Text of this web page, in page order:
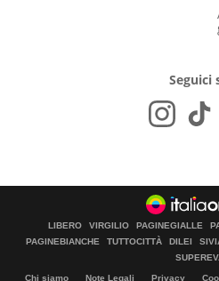
Seguici
LIBERO VIRGILIO PAGINEGIALLE
PAGINEBIANCHE
TUTTOCITTÀ DILEI
Chi siamo Note Legali Privacy